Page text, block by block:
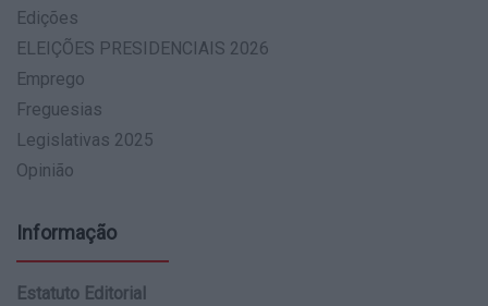
Edições
ELEIÇÕES PRESIDENCIAIS 2026
Emprego
Freguesias
Legislativas 2025
Opinião
Informação
Estatuto Editorial